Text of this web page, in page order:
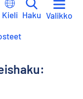
Kieli Haku Valikko